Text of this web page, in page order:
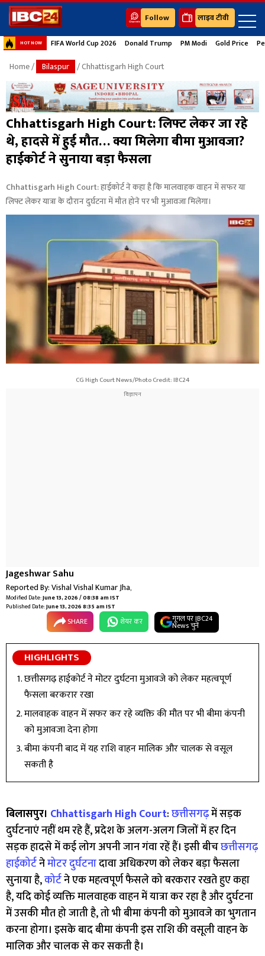
Follow लाइव टीवी
HOT NOW FIFA World Cup 2026 Donald Trump PM Modi Gold Price
Home/ Bilaspur / Chhattisgarh High Court
Chhattisgarh High Court: लिफ्ट लेकर जा रहे
थे, हादसे में हुई मौत… क्या मिलेगा बीमा मुआवजा?
हाईकोर्ट ने सुनाया बड़ा फैसला
Chhattisgarh High Court: हाईकोर्ट ने कहा है कि मालवाहक वाहन में सफर या
लिफ्ट लेकर यात्रा के दौरान दुर्घटना में मौत होने पर भी मुआवजा मिलेगा।
CG High Court News/Photo Credit: IBC24
Jageshwar Sahu
Reported By:Vishal Vishal Kumar Jha,
Modified Date:June 13, 2026 / 08:38 am IST
Published Date:June 13, 2026 8:35 am IST
SHARE शेयर कर गूगल पर IBC24
News चुनें
HIGHLIGHTS
छत्तीसगढ़ हाईकोर्ट ने मोटर दुर्घटना मुआवजे को लेकर महत्वपूर्ण
फैसला बरकरार रखा
मालवाहक वाहन में सफर कर रहे व्यक्ति की मौत पर भी बीमा कंपनी
को मुआवजा देना होगा
बीमा कंपनी बाद में यह राशि वाहन मालिक और चालक से वसूल
सकती है
बिलासपुर। Chhattisgarh High Court:छत्तीसगढ़में सड़क
दुर्घटनाएं नहीं थम रहे हैं, प्रदेश के अलग-अलग जिलों में हर दिन
सड़क हादसे में कई लोग अपनी जान गंवा रहें हैं। इसी बीचछत्तीसगढ़
हाईकोर्टनेमोटर दुर्घटनादावा अधिकरण को लेकर बड़ा फैसला
सुनाया है,कोर्टने एक महत्वपूर्ण फैसले को बरकरार रखते हुए कहा
है, यदि कोई व्यक्ति मालवाहक वाहन में यात्रा कर रहा है और दुर्घटना
में उसकी मौत हो जाती है, तो भी बीमा कंपनी को मुआवजे का भुगतान
करना होगा। इसके बाद बीमा कंपनी इस राशि की वसूली वाहन के
मालिक और चालक से कर सकती है।